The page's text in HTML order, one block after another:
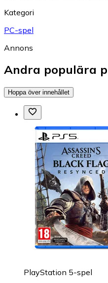
Kategori
PC-spel
Annons
Andra populära
Hoppa över innehållet
PlayStation 5-spel